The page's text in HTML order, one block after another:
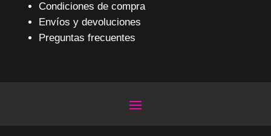
Condiciones de compra
Envíos y devoluciones
Preguntas frecuentes